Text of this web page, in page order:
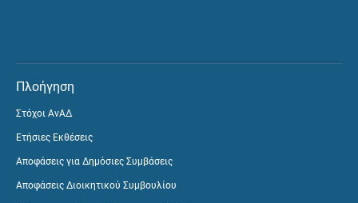
Πλοήγηση
Στόχοι ΑνΑΔ
Ετήσιες Εκθέσεις
Αποφάσεις για Δημόσιες Συμβάσεις
Αποφάσεις Διοικητικού Συμβουλίου